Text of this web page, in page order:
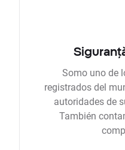
Somo uno de
registrados del
autoridades de
También